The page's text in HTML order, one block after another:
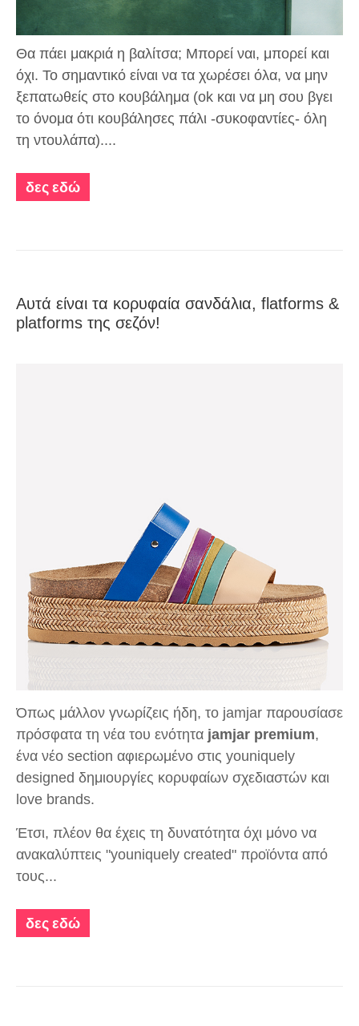
Θα πάει μακριά η βαλίτσα; Μπορεί ναι, μπορεί και
όχι. Το σημαντικό είναι να τα χωρέσει όλα, να μην
ξεπατωθείς στο κουβάλημα (οk και να μη σου βγει
το όνομα ότι κουβάλησες πάλι -συκοφαντίες- όλη
τη ντουλάπα)....
δες εδώ
Αυτά είναι τα κορυφαία σανδάλια, flatforms &
platforms της σεζόν!
Όπως μάλλον γνωρίζεις ήδη, το jamjar παρουσίασε
πρόσφατα τη νέα του ενότητα jamjar premium,
ένα νέο section αφιερωμένο στις youniquely
designed δημιουργίες κορυφαίων σχεδιαστών και
love brands.
Έτσι, πλέον θα έχεις τη δυνατότητα όχι μόνο να
ανακαλύπτεις "youniquely created" προϊόντα από
τους...
δες εδώ